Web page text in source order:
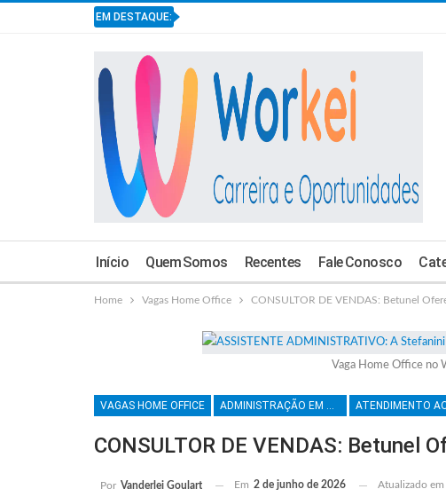
EM DESTAQUE:
Início Quem Somos Recentes Fale Conosco
Home Vagas Home Office CONSULTOR DE VENDAS: Betunel
Vaga Home Office no
VAGAS HOME OFFICE ADMINISTRAÇÃO EM GERAL
CONSULTOR DE VENDAS: Betunel
Por Vanderlei Goulart Em 2 de junho de 2026 Atualizado em